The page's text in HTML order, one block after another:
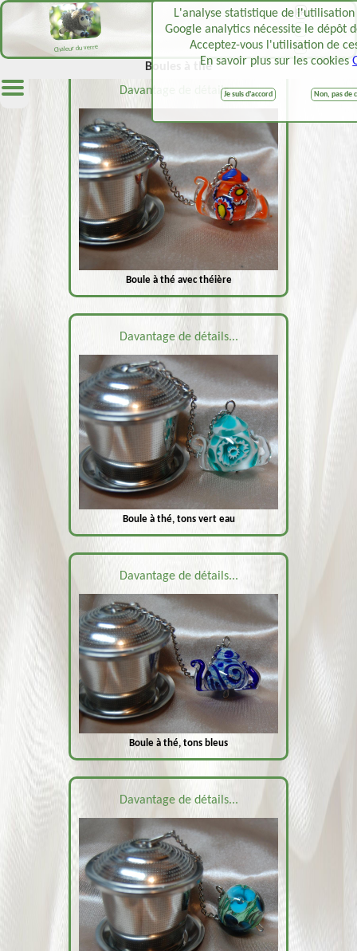
L'analyse statistique de
Google analytics nécessite le dépôt
Acceptez-vous l'utilisation de
En savoir plus sur les cookies
Je suis d'accord Non, pas de
Chaleur du verre
FR
EN
DE
Boules à thé
Davantage de détails...
Boule à thé avec théière
Davantage de détails...
Boule à thé, tons vert eau
Davantage de détails...
Boule à thé, tons bleus
Davantage de détails...